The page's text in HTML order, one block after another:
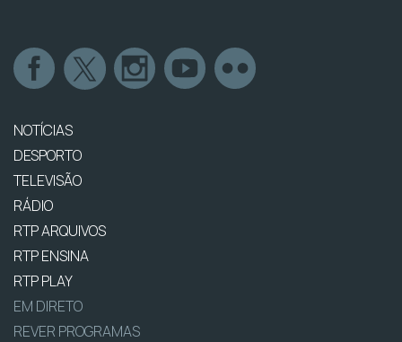
NOTÍCIAS
DESPORTO
TELEVISÃO
RÁDIO
RTP ARQUIVOS
RTP ENSINA
RTP PLAY
EM DIRETO
REVER PROGRAMAS